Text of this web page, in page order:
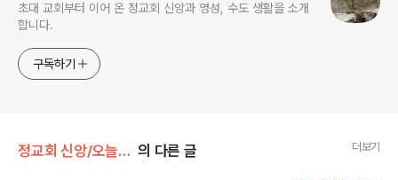
초대 교회부터 이어 온 정교회 신앙과 영성, 수도 생활을 소개
합니다.
구독하기
정교회 신앙/오늘의 축일 의 다른 글 더보기